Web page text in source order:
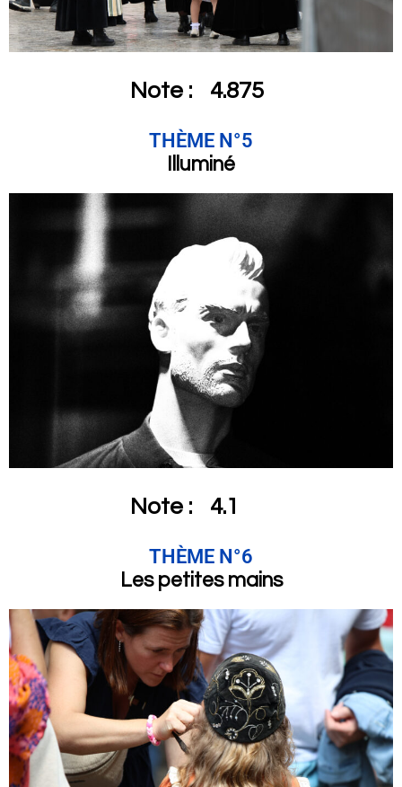
Note : 4.875
THÈME N°5
Illuminé
Note : 4.1
THÈME N°6
Les petites mains